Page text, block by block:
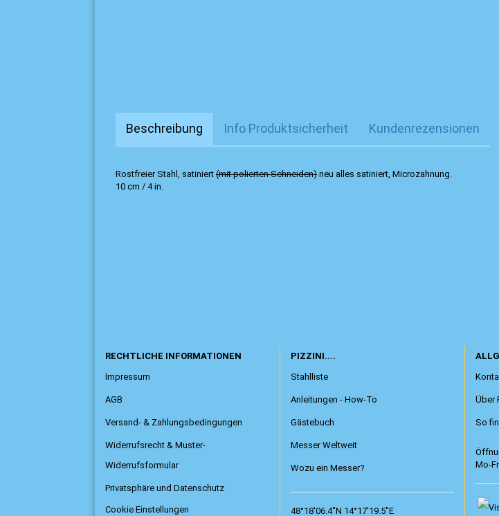
Beschreibung Info Produktsicherheit Kundenrezensionen
Rostfreier Stahl, satiniert (mit polierten Schneiden) neu alles satiniert, Microzahnung.
10 cm / 4 in.
RECHTLICHE INFORMATIONEN
Impressum
AGB
Versand- & Zahlungsbedingungen
Widerrufsrecht & Muster-
Widerrufsformular
Privatsphäre und Datenschutz
Cookie Einstellungen
PIZZINI....
Stahlliste
Anleitungen - How-To
Gästebuch
Messer Weltweit
Wozu ein Messer?
48°18'06.4"N 14°17'19.5"E
Über
So
Mo-